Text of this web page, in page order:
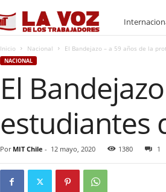
I
Inicio Nacional El Bandejazo – a 59 años de la
NACIONAL
El
estudiantes
Por MIT Chile - 12 mayo, 2020 1380 1